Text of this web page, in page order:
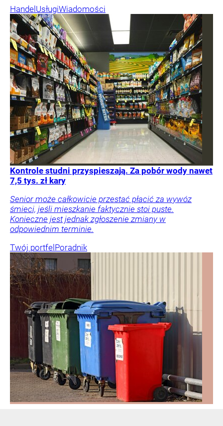
HandelUsługiWiadomości
Kontrole studni przyspieszają. Za pobór wody nawet
7,5 tys. zł kary
Senior może całkowicie przestać płacić za wywóz
śmieci, jeśli mieszkanie faktycznie stoi puste.
Konieczne jest jednak zgłoszenie zmiany w
odpowiednim terminie.
Twój portfelPoradnik